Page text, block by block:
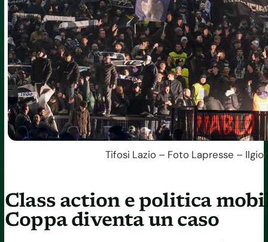
Tifosi Lazio – Foto Lapresse –
Class action e politica
Coppa diventa un caso